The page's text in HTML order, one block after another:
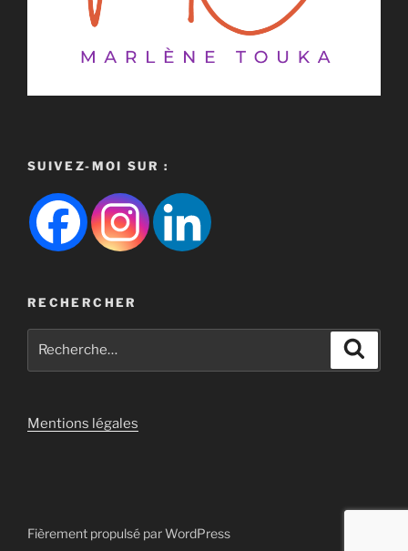
SUIVEZ-MOI SUR :
RECHERCHER
Mentions légales
Fièrement propulsé par WordPress